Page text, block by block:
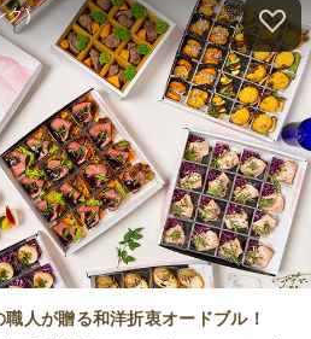
の宴「最魚の晩餐」
ードブル
3,500円/人
全てのプランを見る（4件）
グ)
人が贈る和洋折衷オードブル！